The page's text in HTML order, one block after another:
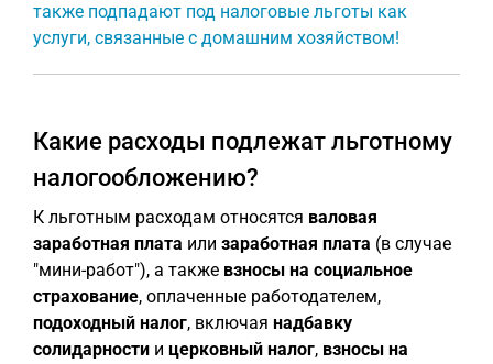
также подпадают под налоговые льготы как
услуги, связанные с домашним хозяйством!
Какие расходы подлежат льготному
налогообложению?
К льготным расходам относятся валовая
заработная плата или заработная плата (в случае
"мини-работ"), а также взносы на социальное
страхование, оплаченные работодателем,
подоходный налог, включая надбавку
солидарности и церковный налог, взносы на